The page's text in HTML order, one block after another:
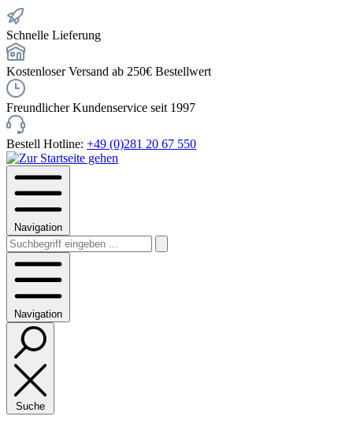
Schnelle Lieferung
Kostenloser Versand ab 250€ Bestellwert
Freundlicher Kundenservice seit 1997
Bestell Hotline: +49 (0)281 20 67 550
Navigation
Navigation
Suche